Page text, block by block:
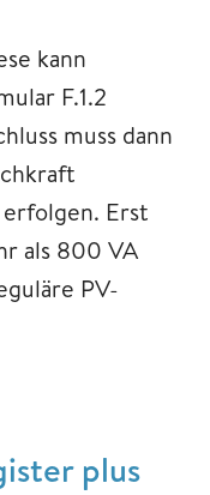
kann
F.1.2
muss dann
Erst
als 800 VA
PV-
plus